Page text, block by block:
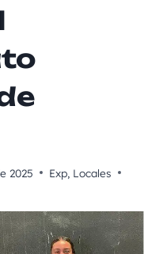
2025 Exp, Locales